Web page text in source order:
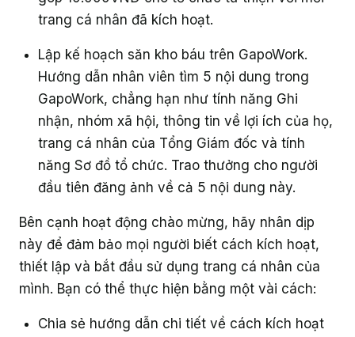
trang cá nhân đã kích hoạt.
Lập kế hoạch săn kho báu trên GapoWork.
Hướng dẫn nhân viên tìm 5 nội dung trong
GapoWork, chẳng hạn như tính năng Ghi
nhận, nhóm xã hội, thông tin về lợi ích của họ,
trang cá nhân của Tổng Giám đốc và tính
năng Sơ đồ tổ chức. Trao thưởng cho người
đầu tiên đăng ảnh về cả 5 nội dung này.
Bên cạnh hoạt động chào mừng, hãy nhân dịp
này để đảm bảo mọi người biết cách kích hoạt,
thiết lập và bắt đầu sử dụng trang cá nhân của
mình. Bạn có thể thực hiện bằng một vài cách:
Chia sẻ hướng dẫn chi tiết về cách kích hoạt